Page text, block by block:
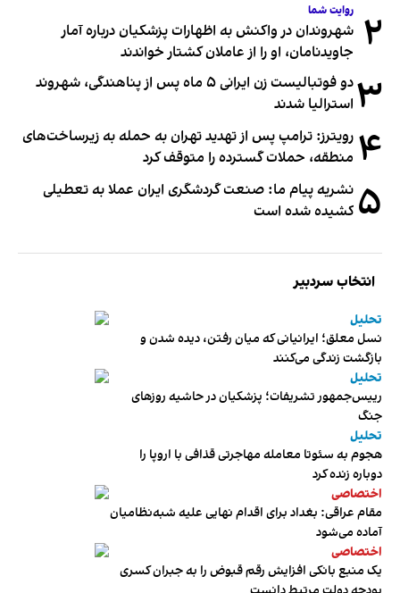
۲ روایت شما
شهروندان در واکنش به اظهارات پزشکیان درباره آمار
جاویدنامان، او را از عاملان کشتار خواندند
۳
دو فوتبالیست زن ایرانی ۵ ماه پس از پناهندگی، شهروند
استرالیا شدند
۴ رویترز: ترامپ پس از تهدید تهران به حمله به زیرساخت‌های
منطقه، حملات گسترده را متوقف کرد
۵ نشریه پیام ما: صنعت گردشگری ایران عملا به تعطیلی
کشیده شده است
انتخاب سردبیر
تحلیل
نسل معلق؛ ایرانیانی که میان رفتن، دیده شدن و
بازگشت زندگی می‌کنند
تحلیل
رییس‌جمهور تشریفات؛ پزشکیان در حاشیه روزهای
جنگ
تحلیل
هجوم به سئوتا معامله مهاجرتی قذافی با اروپا را
دوباره زنده کرد
اختصاصی
مقام عراقی: بغداد برای اقدام نهایی علیه شبه‌نظامیان
آماده می‌شود
اختصاصی
یک منبع بانکی افزایش رقم قبوض را به جبران کسری